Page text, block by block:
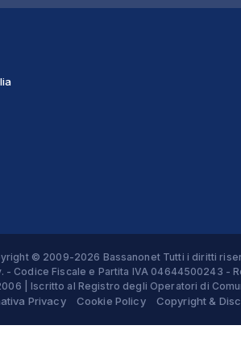
© 2009-2026 Bassanonet Tutti i diritti
Codice Fiscale e Partita IVA 04644500243 -
| Iscritto al Registro degli Operatori di
Privacy Cookie Policy Copyright &